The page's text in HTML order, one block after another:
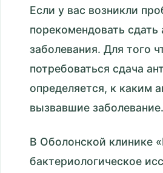
Если у вас возникли
порекомендовать
заболевания. Для того
потребоваться сдача
определяется, к каким
вызвавшие заболевание.
В Оболонской клинике
бактериологическое